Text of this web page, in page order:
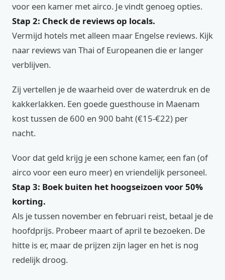
voor een kamer met airco. Je vindt genoeg opties.
Stap 2: Check de reviews op locals.
Vermijd hotels met alleen maar Engelse reviews. Kijk
naar reviews van Thai of Europeanen die er langer
verblijven.
Zij vertellen je de waarheid over de waterdruk en de
kakkerlakken. Een goede guesthouse in Maenam
kost tussen de 600 en 900 baht (€15-€22) per
nacht.
Voor dat geld krijg je een schone kamer, een fan (of
airco voor een euro meer) en vriendelijk personeel.
Stap 3: Boek buiten het hoogseizoen voor 50%
korting.
Als je tussen november en februari reist, betaal je de
hoofdprijs. Probeer maart of april te bezoeken. De
hitte is er, maar de prijzen zijn lager en het is nog
redelijk droog.